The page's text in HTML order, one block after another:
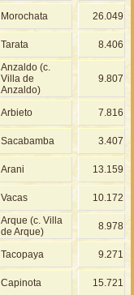
Morochata 26.049
Tarata 8.406
Anzaldo (c.
Villa de
Anzaldo)
9.807
Arbieto 7.816
Sacabamba 3.407
Arani 13.159
Vacas 10.172
Arque (c. Villa
de Arque)
8.978
Tacopaya 9.271
Capinota 15.721